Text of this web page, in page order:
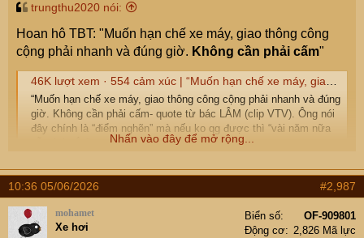
trungthu2020 nói:
Hoan hô TBT: "Muốn hạn chế xe máy, giao thông công
cộng phải nhanh và đúng giờ. Không cần phải cấm"
46K lượt xem · 554 cảm xúc | “Muốn hạn chế xe máy, giao thông công cộng phải nhanh và đúng giờ. Không cần phải cấm- quote từ bác LÂM (clip VTV). Ông nói đây chính là “điểm nghẽn” mà nếu ko qg được thì “vài năm nữa vẫn ách tắc”. Nghĩ cám cảnh, ở Paris tầm này vài km đi mất cả tiếng. Còn Long Thành về Paris thì đấy (ảnh dưới cmt). Đâu đó đôi tiếng seem sêm với thời gian bay 1.500km từ Hà Nội và Long Thành. | Đào Tuấn
“Muốn hạn chế xe máy, giao thông công cộng phải nhanh và đúng
giờ. Không cần phải cấm- quote từ bác LÂM (clip VTV). Ông nói
đây chính là “điểm nghẽn” mà nếu ko qg được thì “vài năm nữa
Nhấn vào đây để mở rộng...
10:36 05/06/2026 #2,987
mohamet
Xe hơi
Biển số
OF-909801
Động cơ
2,826 Mã lực